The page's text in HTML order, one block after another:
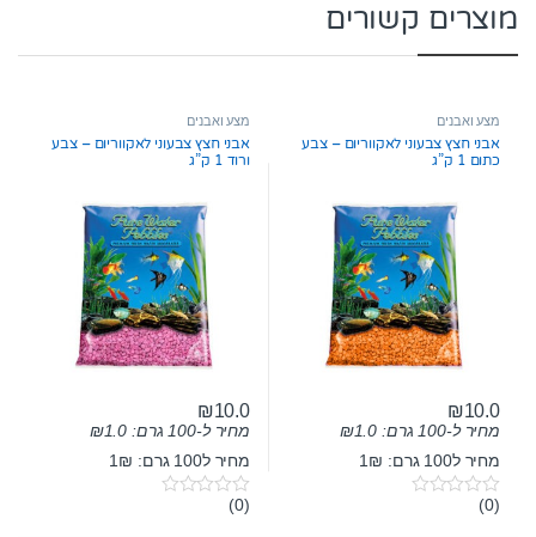
מוצרים קשורים
מצע ואבנים
אבני חצץ צבעוני לאקווריום – צבע
כתום 1 ק”ג
₪10.0
מחיר ל-100 גרם: ₪1.0
מחיר ל100 גרם: 1₪
0(0)
מצע ואבנים
אבני חצץ צבעוני לאקווריום – צבע
ורוד 1 ק”ג
₪10.0
מחיר ל-100 גרם: ₪1.0
מחיר ל100 גרם: 1₪
0(0)